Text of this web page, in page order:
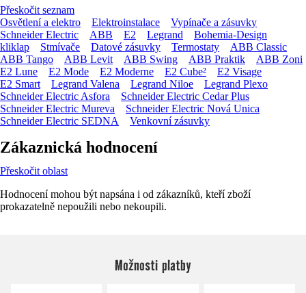
Přeskočit seznam
Osvětlení a elektro
Elektroinstalace
Vypínače a zásuvky
Schneider Electric
ABB E2 Legrand
Bohemia-Design
kliklap
Stmívače Datové zásuvky Termostaty
ABB Classic
ABB Tango
ABB Levit ABB Swing ABB Praktik
ABB Zoni
E2 Lune
E2 Mode E2 Moderne E2 Cube²
E2 Visage
E2 Smart
Legrand Valena Legrand Niloe
Legrand Plexo
Schneider Electric Asfora
Schneider Electric Cedar Plus
Schneider Electric Mureva
Schneider Electric Nová Unica
Schneider Electric SEDNA
Venkovní zásuvky
Zákaznická hodnocení
Přeskočit oblast
Hodnocení mohou být napsána i od zákazníků, kteří zboží
prokazatelně nepoužili nebo nekoupili.
Možnosti platby